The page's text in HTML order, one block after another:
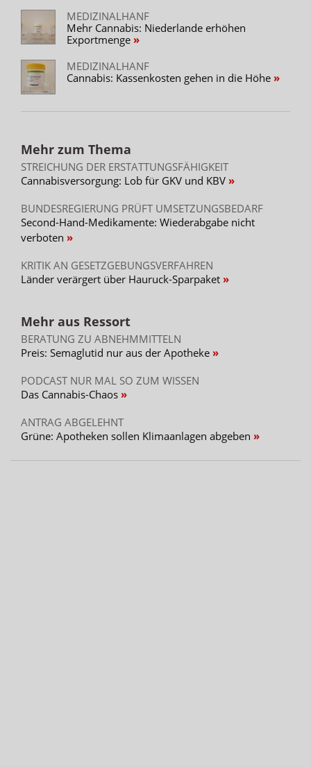
MEDIZINALHANF
Mehr Cannabis: Niederlande erhöhen
Exportmenge
MEDIZINALHANF
Cannabis: Kassenkosten gehen in die Höhe
Mehr zum Thema
STREICHUNG DER ERSTATTUNGSFÄHIGKEIT
Cannabisversorgung: Lob für GKV und KBV
BUNDESREGIERUNG PRÜFT UMSETZUNGSBEDARF
Second-Hand-Medikamente: Wiederabgabe nicht
verboten
KRITIK AN GESETZGEBUNGSVERFAHREN
Länder verärgert über Hauruck-Sparpaket
Mehr aus Ressort
BERATUNG ZU ABNEHMMITTELN
Preis: Semaglutid nur aus der Apotheke
PODCAST NUR MAL SO ZUM WISSEN
Das Cannabis-Chaos
ANTRAG ABGELEHNT
Grüne: Apotheken sollen Klimaanlagen abgeben